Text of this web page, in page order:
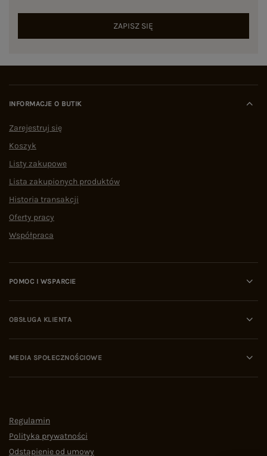
ZAPISZ SIĘ
INFORMACJE O BUTIK
Zarejestruj się
Koszyk
Listy zakupowe
Lista zakupionych produktów
Historia transakcji
Oferty pracy
Współpraca
POMOC I WSPARCIE
OBSŁUGA KLIENTA
MEDIA SPOŁECZNOŚCIOWE
Regulamin
Polityka prywatności
Odstąpienie od umowy